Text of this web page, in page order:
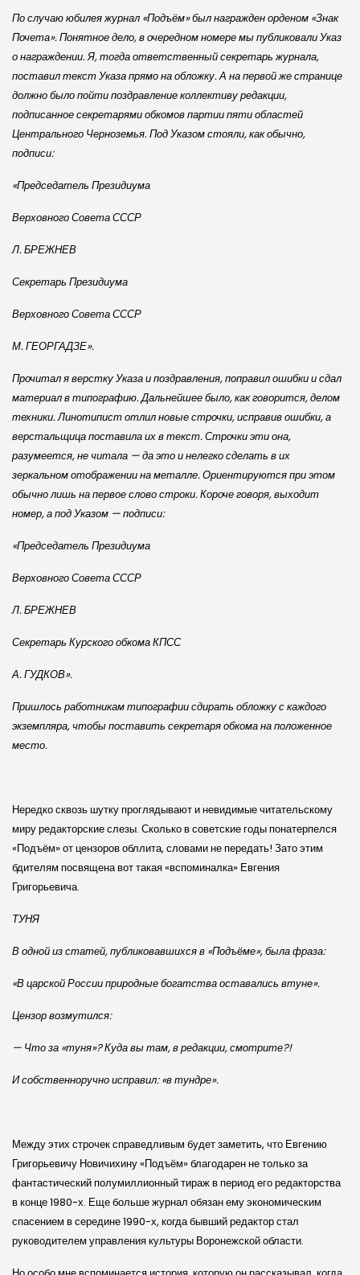
По случаю юбилея журнал «Подъём» был награжден орденом «Знак
Почета». Понятное дело, в очередном но­мере мы публиковали Указ
о награждении. Я, тогда ответственный секретарь журнала,
поставил текст Указа прямо на обложку. А на первой же странице
должно было пойти поздравление коллективу редакции,
подписанное секретарями обкомов партии пяти областей
Центрального Черноземья. Под Указом стояли, как обычно,
подписи:
«Председатель Президиума
Верховного Совета СССР
Л. БРЕЖНЕВ
Секретарь Президиума
Верховного Совета СССР
М. ГЕОРГАДЗЕ».
Прочитал я верстку Указа и поздравления, поправил ошибки и сдал
материал в типографию. Дальнейшее было, как говорится, делом
техники. Линотипист отлил новые строчки, исправив ошибки, а
верстальщица поставила их в текст. Строчки эти она,
разумеется, не читала — да это и нелегко сделать в их
зеркальном отображении на металле. Ориентируются при этом
обычно лишь на первое слово строки. Короче говоря, выходит
номер, а под Указом — подписи:
«Председатель Президиума
Верховного Совета СССР
Л. БРЕЖНЕВ
Секретарь Курского обкома КПСС
А. ГУДКОВ».
Пришлось работникам типографии сдирать обложку с каждого
экземпляра, чтобы поставить секретаря обкома на положенное
место.
Нередко сквозь шутку проглядывают и невидимые читательскому
миру редакторские слезы. Сколько в советские годы понатерпелся
«Подъём» от цензоров обллита, словами не передать! Зато этим
бдителям посвящена вот такая «вспоминалка» Евгения
Григорьевича.
ТУНЯ
В одной из статей, публиковавшихся в «Подъёме», была фраза:
«В царской России природные богатства оставались втуне».
Цензор возмутился:
— Что за «туня»? Куда вы там, в редакции, смотрите?!
И собственноручно исправил: «в тундре».
Между этих строчек справедливым будет заметить, что Евгению
Григорьевичу Новичихину «Подъём» благодарен не только за
фантастический полумиллионный тираж в период его редакторства
в конце 1980-х. Еще больше журнал обязан ему экономическим
спасением в середине 1990-х, когда бывший редактор стал
руководителем управления культуры Воронежской области.